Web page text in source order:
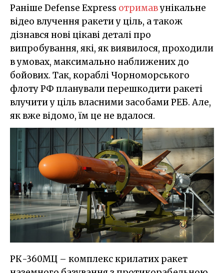
Раніше Defense Express отримавунікальне
відео влучення ракети у ціль, а також
дізнався нові цікаві деталі про
випробування, які, як виявилося, проходили
в умовах, максимально наближених до
бойових. Так, кораблі Чорноморського
флоту РФ планували перешкодити ракеті
влучити у ціль власними засобами РЕБ. Але,
як вже відомо, їм це не вдалося.
РК-360МЦ – комплекс крилатих ракет